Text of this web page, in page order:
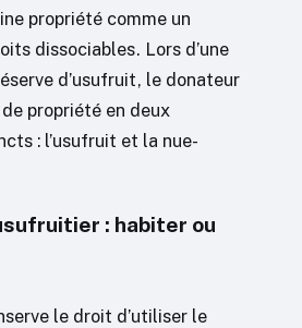
propriété comme un
dissociables. Lors d’une
d’usufruit, le donateur
propriété en deux
: l’usufruit et la nue-
: habiter ou
le droit d’utiliser le